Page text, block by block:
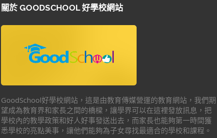
關於 GOODSCHOOL 好學校網站
GoodSchool好學校網站，這是由教育傳媒營運的教育網站，我們期
望成為教育界和家長之間的橋樑，讓學界可以在這裡發放訊息，把
學校內的教學政策和好人好事發送出去，而家長也能夠第一時間獲
悉學校的亮點美事，讓他們能夠為子女尋找最適合的學校和課程。